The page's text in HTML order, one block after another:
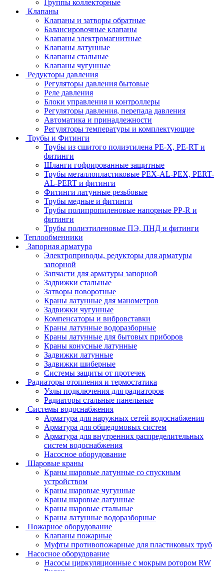
Группы коллекторные
Клапаны
Клапаны и затворы обратные
Балансировочные клапаны
Клапаны электромагнитные
Клапаны латунные
Клапаны стальные
Клапаны чугунные
Редукторы давления
Регуляторы давления бытовые
Реле давления
Блоки управления и контроллеры
Регуляторы давления, перепада давления
Автоматика и принадлежности
Регуляторы температуры и комплектующие
Трубы и Фитинги
Трубы из сшитого полиэтилена PE-X, PE-RT и
фитинги
Шланги гофрированные защитные
Трубы металлопластиковые PEX-AL-PEX, PERT-
AL-PERT и фитинги
Фитинги латунные резьбовые
Трубы медные и фитинги
Трубы полипропиленовые напорные PP-R и
фитинги
Трубы полиэтиленовые ПЭ, ПНД и фитинги
Теплообменники
Запорная арматура
Электроприводы, редукторы для арматуры
запорной
Запчасти для арматуры запорной
Задвижки стальные
Затворы поворотные
Краны латунные для манометров
Задвижки чугунные
Компенсаторы и вибровставки
Краны латунные водоразборные
Краны латунные для бытовых приборов
Краны конусные латунные
Задвижки латунные
Задвижки шиберные
Системы защиты от протечек
Радиаторы отопления и термостатика
Узлы подключения для радиаторов
Радиаторы стальные панельные
Системы водоснабжения
Арматура для наружных сетей водоснабжения
Арматура для общедомовых систем
Арматура для внутренних распределительных
систем водоснабжения
Насосное оборудование
Шаровые краны
Краны шаровые латунные со спускным
устройством
Краны шаровые чугунные
Краны шаровые латунные
Краны шаровые стальные
Краны латунные водоразборные
Пожарное оборудование
Клапаны пожарные
Муфты противопожарные для пластиковых труб
Насосное оборудование
Насосы циркуляционные с мокрым ротором RW